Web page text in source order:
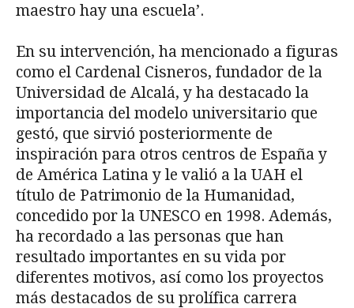
maestro hay una escuela’.
En su intervención, ha mencionado a figuras
como el Cardenal Cisneros, fundador de la
Universidad de Alcalá, y ha destacado la
importancia del modelo universitario que
gestó, que sirvió posteriormente de
inspiración para otros centros de España y
de América Latina y le valió a la UAH el
título de Patrimonio de la Humanidad,
concedido por la UNESCO en 1998. Además,
ha recordado a las personas que han
resultado importantes en su vida por
diferentes motivos, así como los proyectos
más destacados de su prolífica carrera